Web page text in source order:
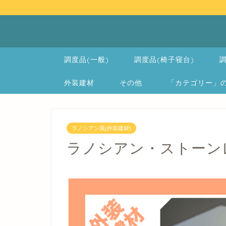
調度品(一般) 調度品(椅子寝台)
外装建材 その他 「カテゴリー
ラノシアン風(外装建材)
ラノシアン・ストー